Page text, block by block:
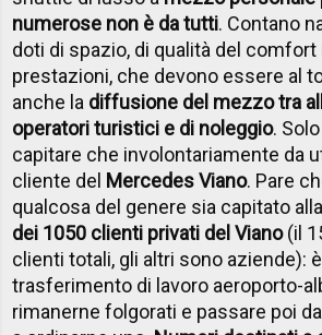
numerose non è da tutti. Contano
doti di spazio, di qualità del comfort
prestazioni, che devono essere al
anche la diffusione del mezzo tra
operatori turistici e di noleggio.
capitare che involontariamente da
cliente del Mercedes Viano. Pare
qualcosa del genere sia capitato alla
dei 1050 clienti privati del Viano(il
clienti totali, gli altri sono aziende):
trasferimento di lavoro aeroporto-
rimanerne folgorati e passare poi